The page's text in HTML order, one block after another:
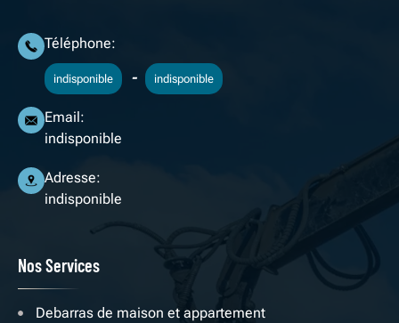
Téléphone:
indisponible - indisponible
Email:
indisponible
Adresse:
indisponible
Nos Services
Debarras de maison et appartement